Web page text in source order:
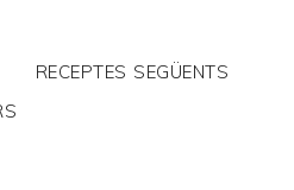
RECEPTES SEGÜENTS